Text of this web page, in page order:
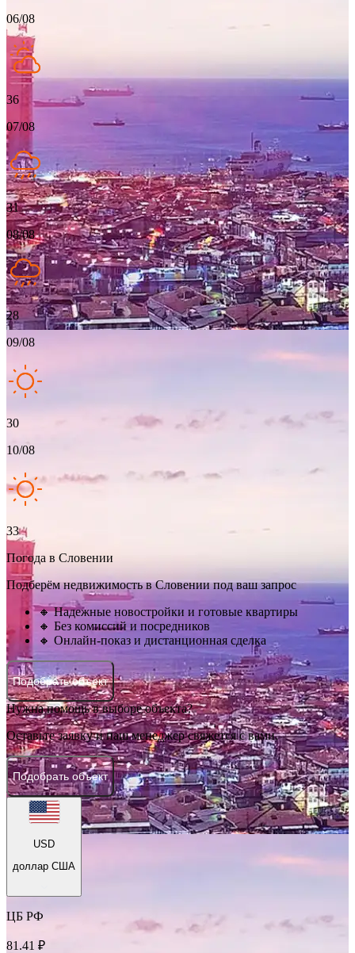
06/08
36
07/08
31
08/08
28
09/08
30
10/08
33
Погода в Словении
Подберём недвижимость в Словении под ваш запрос
🔸 Надежные новостройки и готовые квартиры
🔸 Без комиссий и посредников
🔸 Онлайн-показ и дистанционная сделка
Подобрать объект
Нужна помощь в выборе объекта?
Оставьте заявку и наш менеджер свяжется с вами.
Подобрать объект
USD
доллар США
ЦБ РФ
81.41 ₽